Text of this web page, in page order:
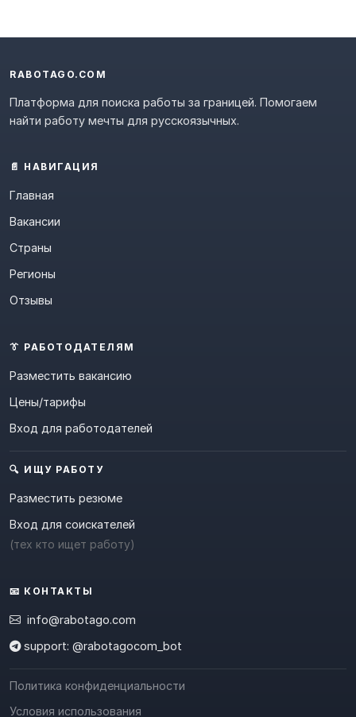
RABOTAGO.COM
Платформа для поиска работы за границей. Помогаем
найти работу мечты для русскоязычных.
📄 НАВИГАЦИЯ
Главная
Вакансии
Страны
Регионы
Отзывы
👔 РАБОТОДАТЕЛЯМ
Разместить вакансию
Цены/тарифы
Вход для работодателей
🔍 ИЩУ РАБОТУ
Разместить резюме
Вход для соискателей
(тех кто ищет работу)
📧 КОНТАКТЫ
info@rabotago.com
support: @rabotagocom_bot
Политика конфиденциальности
Условия использования